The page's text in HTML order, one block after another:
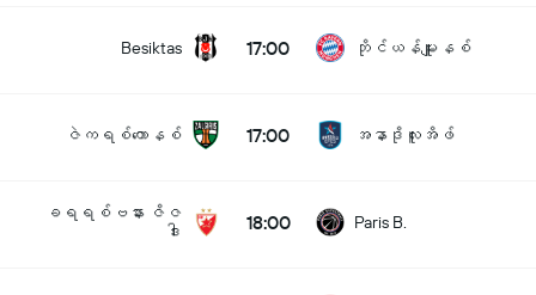
Besiktas 17:00 ဘိုင်ယန်မျူးနစ်
ဇဲကရစ်ကောနစ် 17:00 အနာဒိုလူးအိဖ်
ခရရစ်ဗနား ဇိဇ
ဒါး
18:00 Paris B.